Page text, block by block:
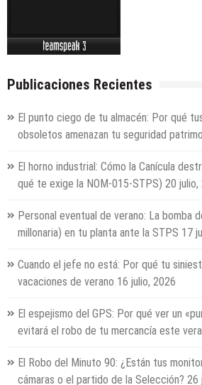
Publicaciones Recientes
El punto ciego de tu almacén: Por qué
obsoletos amenazan tu seguridad
El horno industrial: Cómo la Canícula
qué te exige la NOM-015-STPS) 20 julio,
Personal eventual de verano: La bomba
millonaria) en tu planta ante la STPS 17
Cuando el jefe no está: Por qué tu
vacaciones de verano 16 julio, 2026
El espejismo del GPS: Por qué ver un
evitará el robo de tu mercancía este
El Robo del Minuto 90: ¿Están tus
cámaras o el partido de la Selección? 26